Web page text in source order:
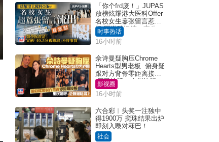
「你个frd废！」JUPAS
放榜炫耀港大医科Offer
名校女生嚣张留言惹众
怒 医学院澄清：宣称
「40.5分获录取」不符事
实｜Juicy叮
时事热话
16小时前
佘诗曼疑胸压Chrome
Hearts型男老板 俯身疑
跟对方背脊零距离接触
网民惊呼：企侧边唔
得？
影视圈
16小时前
六合彩︱头奖一注独中
得1900万 搅珠结果出炉
即刻入嚟对冧巴！
社会